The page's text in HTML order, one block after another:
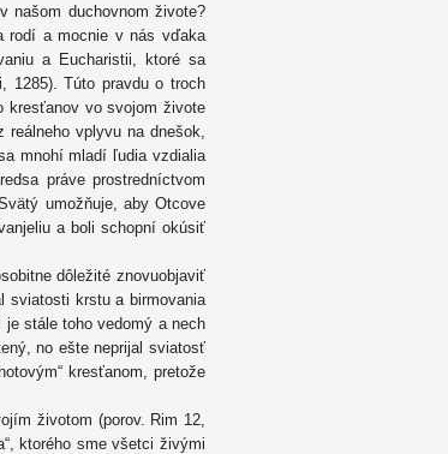
našom duchovnom živote?
rodí a mocnie v nás vďaka
a Eucharistii, ktoré sa
1285). Túto pravdu o troch
kresťanov vo svojom živote
vplyvu na dnešok,
mnohí mladí ľudia vzdialia
práve prostredníctvom
umožňuje, aby Otcove
a boli schopní okúsiť
dôležité znovuobjaviť
sviatosti krstu a birmovania
je stále toho vedomý a nech
no ešte neprijal sviatosť
kresťanom, pretože
životom (porov. Rim 12,
ktorého sme všetci živými